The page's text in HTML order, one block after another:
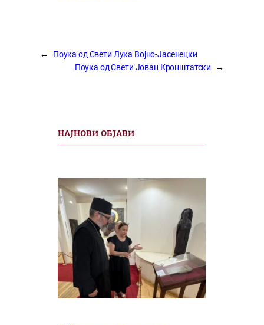
←
Поука од Свети Лука Војно-Јасенецки
Поука од Свети Јован Кронштатски
→
НАЈНОВИ ОБЈАВИ